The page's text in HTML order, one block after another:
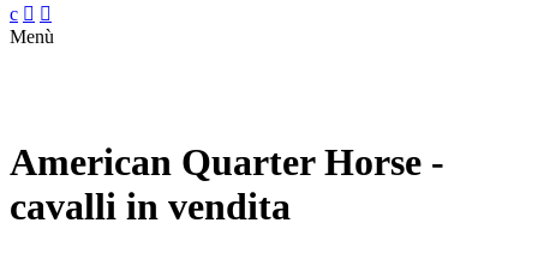
c  
Menù
American Quarter Horse -
cavalli in vendita